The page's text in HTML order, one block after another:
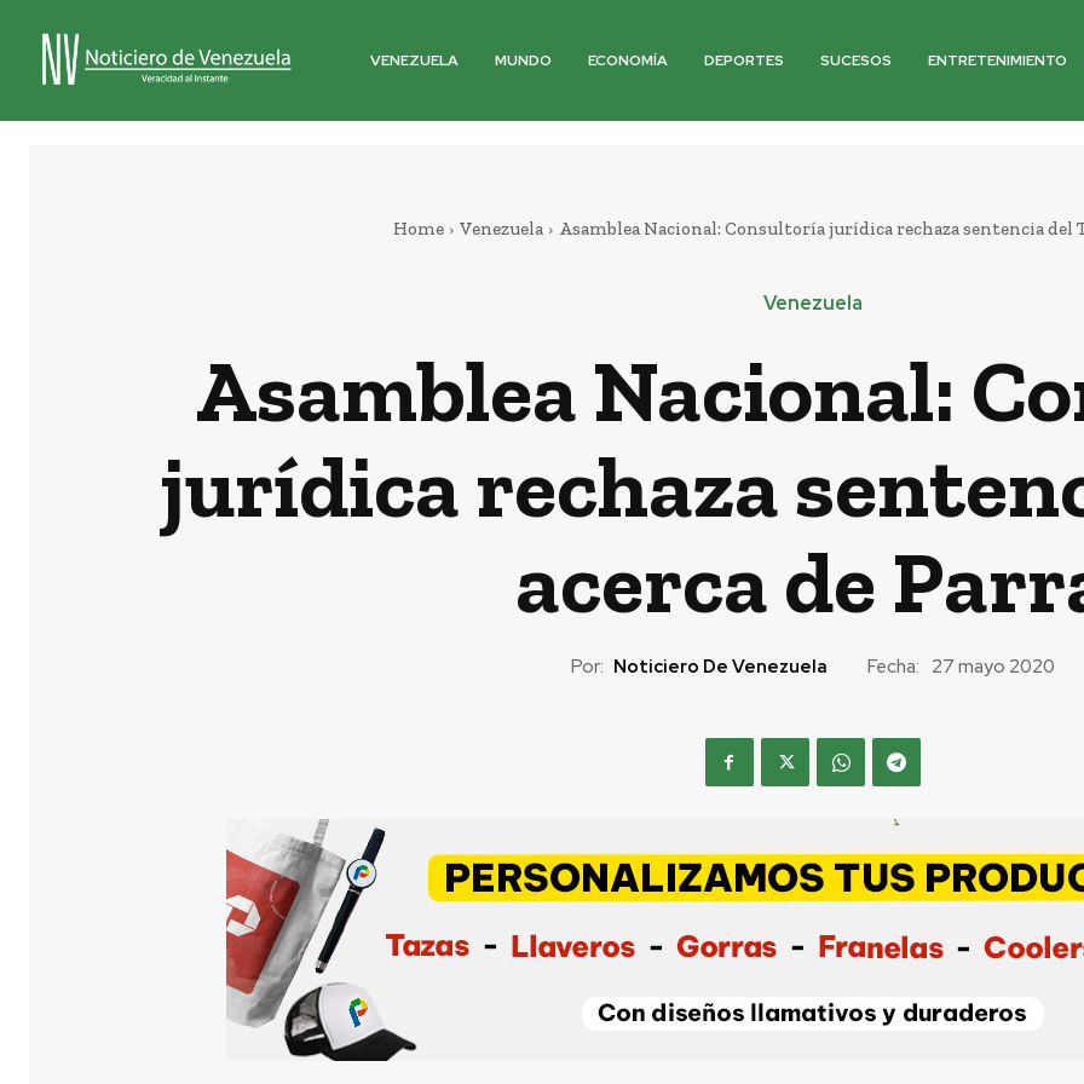
VENEZUELA MUNDO ECONOMÍA DEPORTES SUCESOS ENTRETENIMIENTO
Home Venezuela Asamblea Nacional: Consultoría jurídica rechaza sentencia del
Venezuela
Asamblea Nacional:
jurídica rechaza
acerca de
Por: Noticiero De Venezuela Fecha: 27 mayo 2020